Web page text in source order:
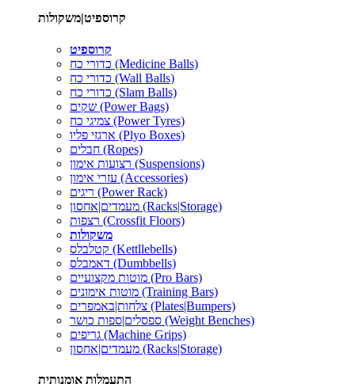
קרוספיט|משקולות
קרוספיט
כדורי כח (Medicine Balls)
כדורי כח (Wall Balls)
כדורי כח (Slam Balls)
שקים (Power Bags)
צמיגי כח (Power Tyres)
ארגזי פליו (Plyo Boxes)
חבלים (Ropes)
רצועות אימון (Suspensions)
עזרי אימון (Accessories)
ריגים (Power Rack)
מעמדים|אחסון (Racks|Storage)
רצפות (Crossfit Floors)
משקולות
קטלבלס (Kettllebells)
דאמבלס (Dumbbells)
מוטות מקצועיים (Pro Bars)
מוטות אימונים (Training Bars)
צלחות|באמפרים (Plates|Bumpers)
ספסלים|ספות כושר (Weight Benches)
גריפים (Machine Grips)
מעמדים|אחסון (Racks|Storage)
התעמלות אומנותית